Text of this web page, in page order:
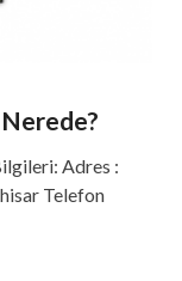
Adres :
Telefon